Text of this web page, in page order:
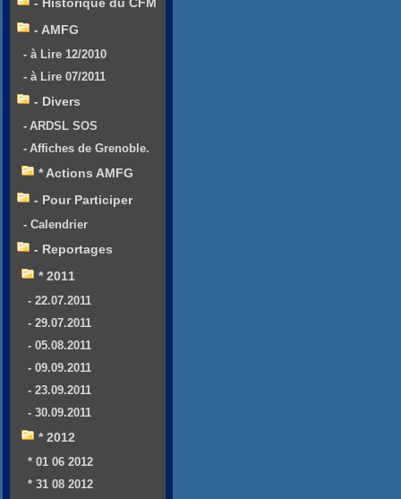
- Historique du CFM
- AMFG
- à Lire 12/2010
- à Lire 07/2011
- Divers
- ARDSL SOS
- Affiches de Grenoble.
* Actions AMFG
- Pour Participer
- Calendrier
- Reportages
* 2011
- 22.07.2011
- 29.07.2011
- 05.08.2011
- 09.09.2011
- 23.09.2011
- 30.09.2011
* 2012
* 01 06 2012
* 31 08 2012